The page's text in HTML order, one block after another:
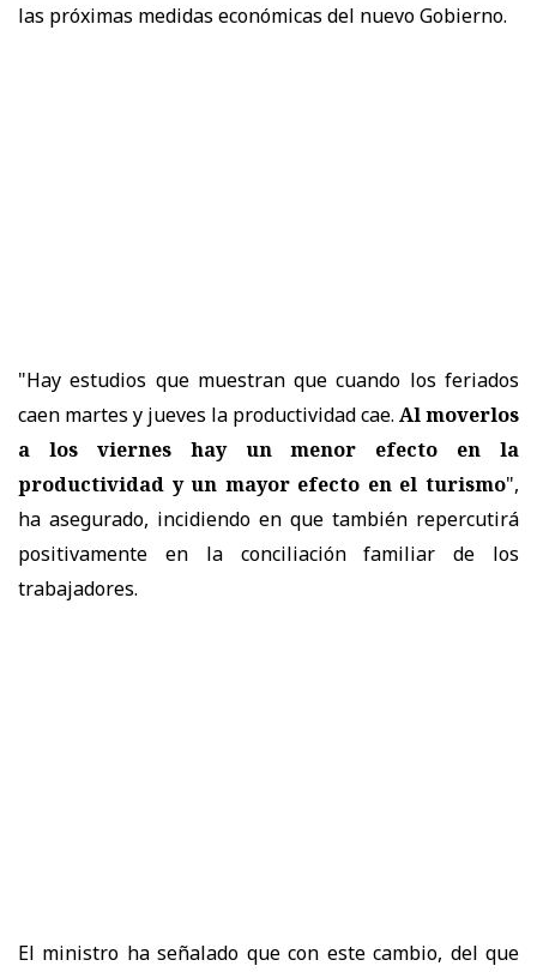
las próximas medidas económicas del nuevo Gobierno.
"Hay estudios que muestran que cuando los feriados
caen martes y jueves la productividad cae. Al moverlos
a los viernes hay un menor efecto en la
productividad y un mayor efecto en el turismo",
ha asegurado, incidiendo en que también repercutirá
positivamente en la conciliación familiar de los
trabajadores.
El ministro ha señalado que con este cambio, del que